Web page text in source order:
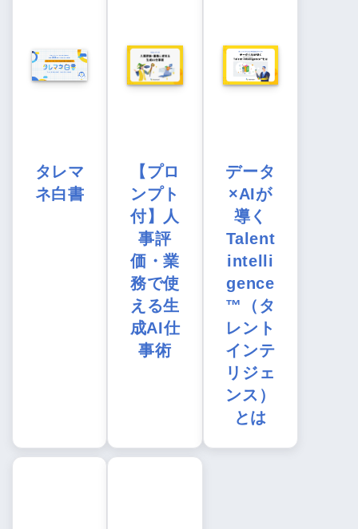
タレマ
ネ白書
【プロ
ンプト
付】人
事評
価・業
務で使
える生
成AI仕
事術
データ
×AIが
導く
Talent
intelli
gence
™（タ
レント
インテ
リジェ
ンス）
とは